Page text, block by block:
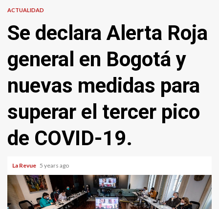
ACTUALIDAD
Se declara Alerta Roja
general en Bogotá y
nuevas medidas para
superar el tercer pico
de COVID-19.
La Revue 5 years ago